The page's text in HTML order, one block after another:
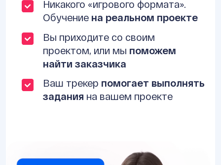
Никакого «игрового формата».
Обучение на реальном проекте
Вы приходите со своим
проектом, или мы поможем
найти заказчика
Ваш трекер помогает выполнять
задания на вашем проекте